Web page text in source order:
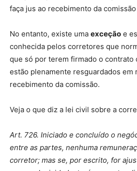
faça jus ao recebimento da
No entanto, existe uma exceção e
conhecida pelos corretores que
que só por terem firmado o contrato
estão plenamente resguardados em
recebimento da comissão.
Veja o que diz a lei civil sobre a
Art. 726. Iniciado e concluído o
entre as partes, nenhuma
corretor; mas se, por escrito, for